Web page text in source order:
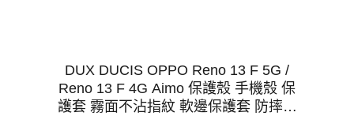
DUX DUCIS OPPO Reno 13 F 5G /
Reno 13 F 4G Aimo 保護殼 手機殼 保
護套 霧面不沾指紋 軟邊保護套 防摔殼